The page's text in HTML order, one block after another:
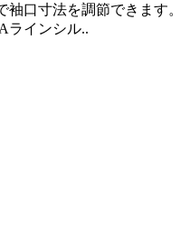
口寸法を調節できます。
ラインシル..